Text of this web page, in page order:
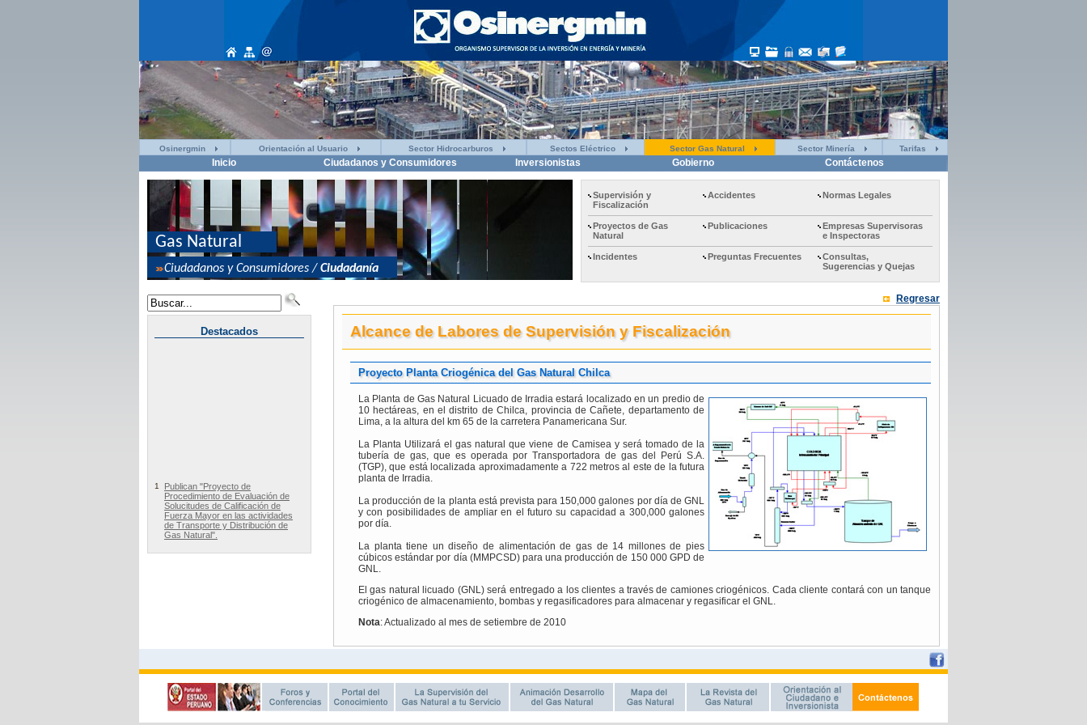
Osinergmin Orientación al Usuario Sector Hidrocarburos Sectos Eléctrico Sector Gas Natural Sector Minería Tarifas
Inicio Ciudadanos y Consumidores Inversionistas Gobierno Contáctenos
Supervisión y
Fiscalización
Accidentes Normas Legales
Proyectos de Gas
Natural
Publicaciones
Empresas Supervisoras
e Inspectoras
Incidentes Preguntas Frecuentes
Consultas,
Sugerencias y Quejas